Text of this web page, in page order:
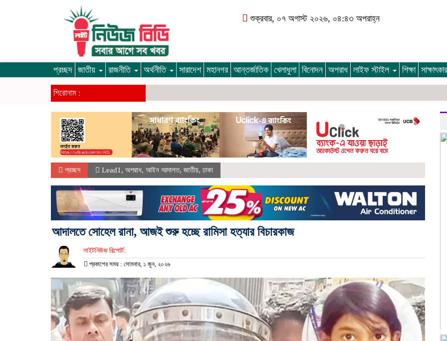
শুক্রবার, ০৭ অগাস্ট ২০২৬, ০৪:৪৩ অপরাহ্ন
প্রচ্ছদ জাতীয় রাজনীতি অর্থনীতি সারাদেশ মহানগর আন্তর্জাতিক খেলাধুলা বিনোদন অপরাধ লাইফ স্টাইল শিক্ষা
শিরোনাম :
প্রচ্ছদ Lead1, অপরাধ, আইন আদালত, জাতীয়, ঢাকা
আদালতে সোহেল রানা, আজই শুরু হচ্ছে রামিসা হত্যার বিচারকাজ
লাইটনিউজ রিপোর্ট:
প্রকাশের সময় : সোমবার, ১ জুন, ২০২৬